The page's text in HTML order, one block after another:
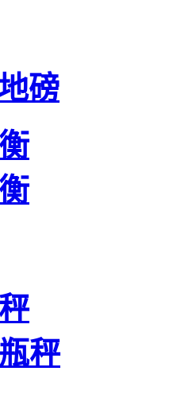
磅
秤